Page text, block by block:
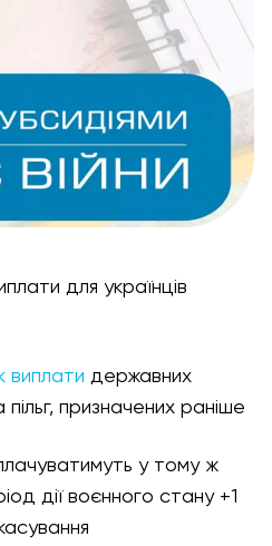
для українців
виплати державних
призначених раніше
у тому ж
дії воєнного стану +1